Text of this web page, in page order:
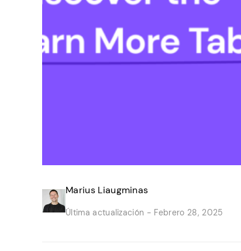
Marius Liaugminas
Última actualización - Febrero 28, 2025